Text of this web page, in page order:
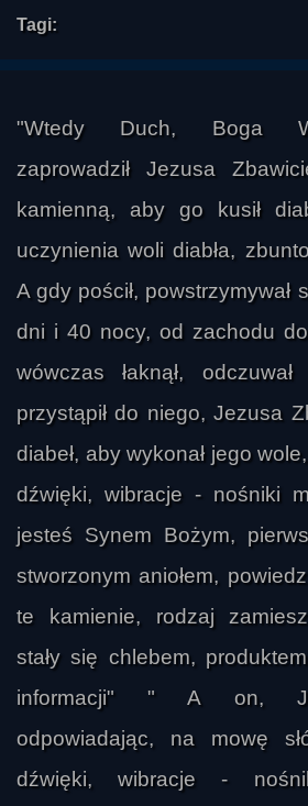
Tagi:
"Wtedy Duch, Boga
zaprowadził Jezusa
kamienną, aby go kusił
uczynienia woli diabła,
A gdy pościł, powstrzymywał
dni i 40 nocy, od zachodu
wówczas łaknął,
przystąpił do niego, Jezusa
diabeł, aby wykonał jego
dźwięki, wibracje - nośniki
jesteś Synem Bożym,
stworzonym aniołem,
te kamienie, rodzaj
stały się chlebem,
informacji" " A on,
odpowiadając, na mowę
dźwięki, wibracje -